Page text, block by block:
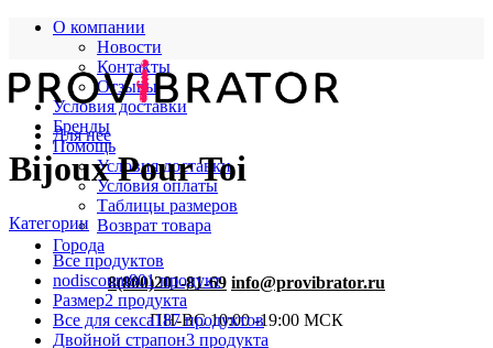
О компании
Новости
Контакты
Отзывы
Условия доставки
Бренды
Помощь
Условия доставки
Условия оплаты
Таблицы размеров
Возврат товара
Города
8(800)201-81-69 info@provibrator.ru
ПН-ВС 10:00 -19:00 МСК
Для нее
Bijoux Pour Toi
Категории
Все продуктов
nodiscount801 продукт
Размер2 продукта
Все для секса187 продуктов
Двойной страпон3 продукта